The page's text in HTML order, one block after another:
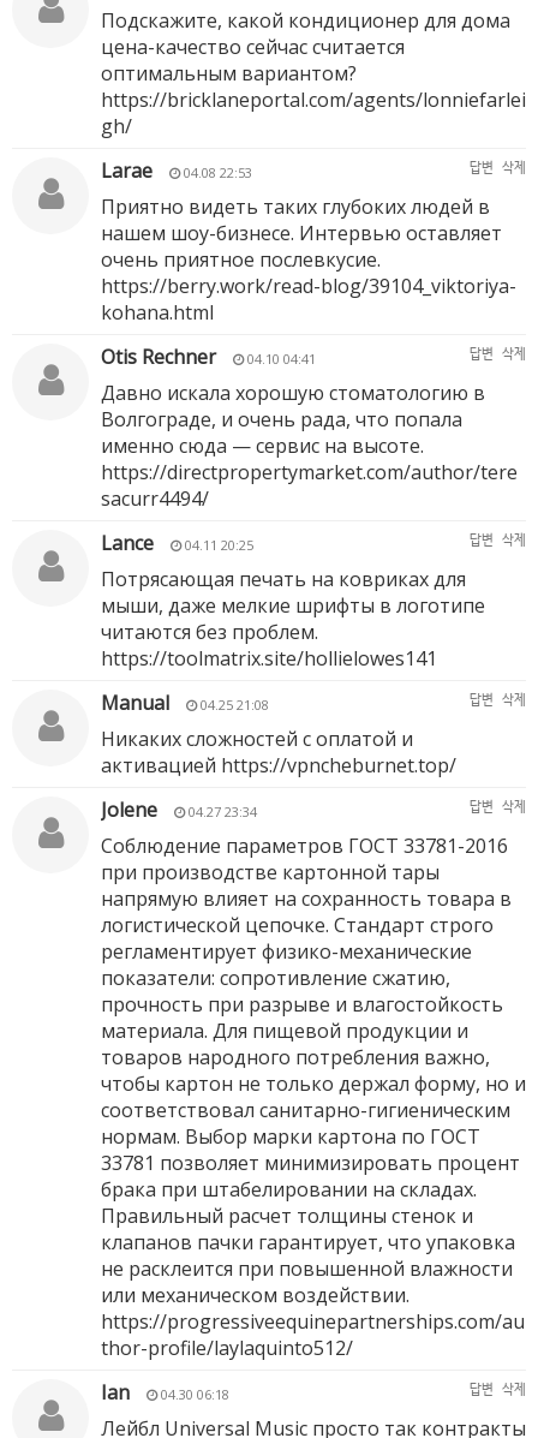
Подскажите, какой кондиционер для дома
цена-качество сейчас считается
оптимальным вариантом?
https://bricklaneportal.com/agents/lonniefarlei
gh/
Larae
04.08 22:53 답변 삭제
Приятно видеть таких глубоких людей в
нашем шоу-бизнесе. Интервью оставляет
очень приятное послевкусие.
https://berry.work/read-blog/39104_viktoriya-
kohana.html
Otis Rechner
04.10 04:41 답변 삭제
Давно искала хорошую стоматологию в
Волгограде, и очень рада, что попала
именно сюда — сервис на высоте.
https://directpropertymarket.com/author/tere
sacurr4494/
Lance
04.11 20:25 답변 삭제
Потрясающая печать на ковриках для
мыши, даже мелкие шрифты в логотипе
читаются без проблем.
https://toolmatrix.site/hollielowes141
Manual
04.25 21:08 답변 삭제
Никаких сложностей с оплатой и
активацией https://vpncheburnet.top/
Jolene
04.27 23:34 답변 삭제
Соблюдение параметров ГОСТ 33781-2016
при производстве картонной тары
напрямую влияет на сохранность товара в
логистической цепочке. Стандарт строго
регламентирует физико-механические
показатели: сопротивление сжатию,
прочность при разрыве и влагостойкость
материала. Для пищевой продукции и
товаров народного потребления важно,
чтобы картон не только держал форму, но и
соответствовал санитарно-гигиеническим
нормам. Выбор марки картона по ГОСТ
33781 позволяет минимизировать процент
брака при штабелировании на складах.
Правильный расчет толщины стенок и
клапанов пачки гарантирует, что упаковка
не расклеится при повышенной влажности
или механическом воздействии.
https://progressiveequinepartnerships.com/au
thor-profile/laylaquinto512/
Ian
04.30 06:18 답변 삭제
Лейбл Universal Music просто так контракты